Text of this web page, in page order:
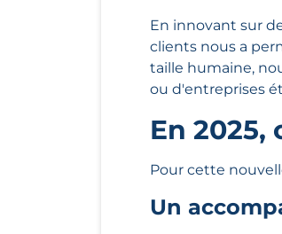
En innovant sur
clients nous a
taille humaine,
ou d'entreprises
En
Pour cette
Un